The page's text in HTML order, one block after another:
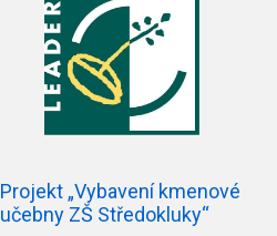
Projekt „Vybavení kmenové
učebny ZŠ Středokluky“